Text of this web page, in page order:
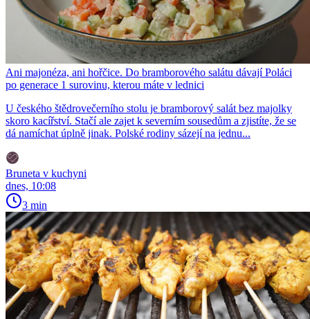
Ani majonéza, ani hořčice. Do bramborového salátu dávají Poláci
po generace 1 surovinu, kterou máte v lednici
U českého štědrovečerního stolu je bramborový salát bez majolky
skoro kacířství. Stačí ale zajet k severním sousedům a zjistíte, že se
dá namíchat úplně jinak. Polské rodiny sázejí na jednu...
Bruneta v kuchyni
dnes, 10:08
3 min